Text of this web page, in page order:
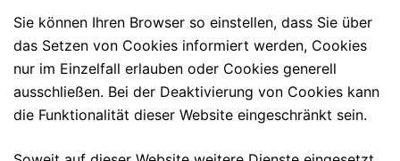
Sie können Ihren Browser so einstellen, dass Sie über
das Setzen von Cookies informiert werden, Cookies
nur im Einzelfall erlauben oder Cookies generell
ausschließen. Bei der Deaktivierung von Cookies kann
die Funktionalität dieser Website eingeschränkt sein.